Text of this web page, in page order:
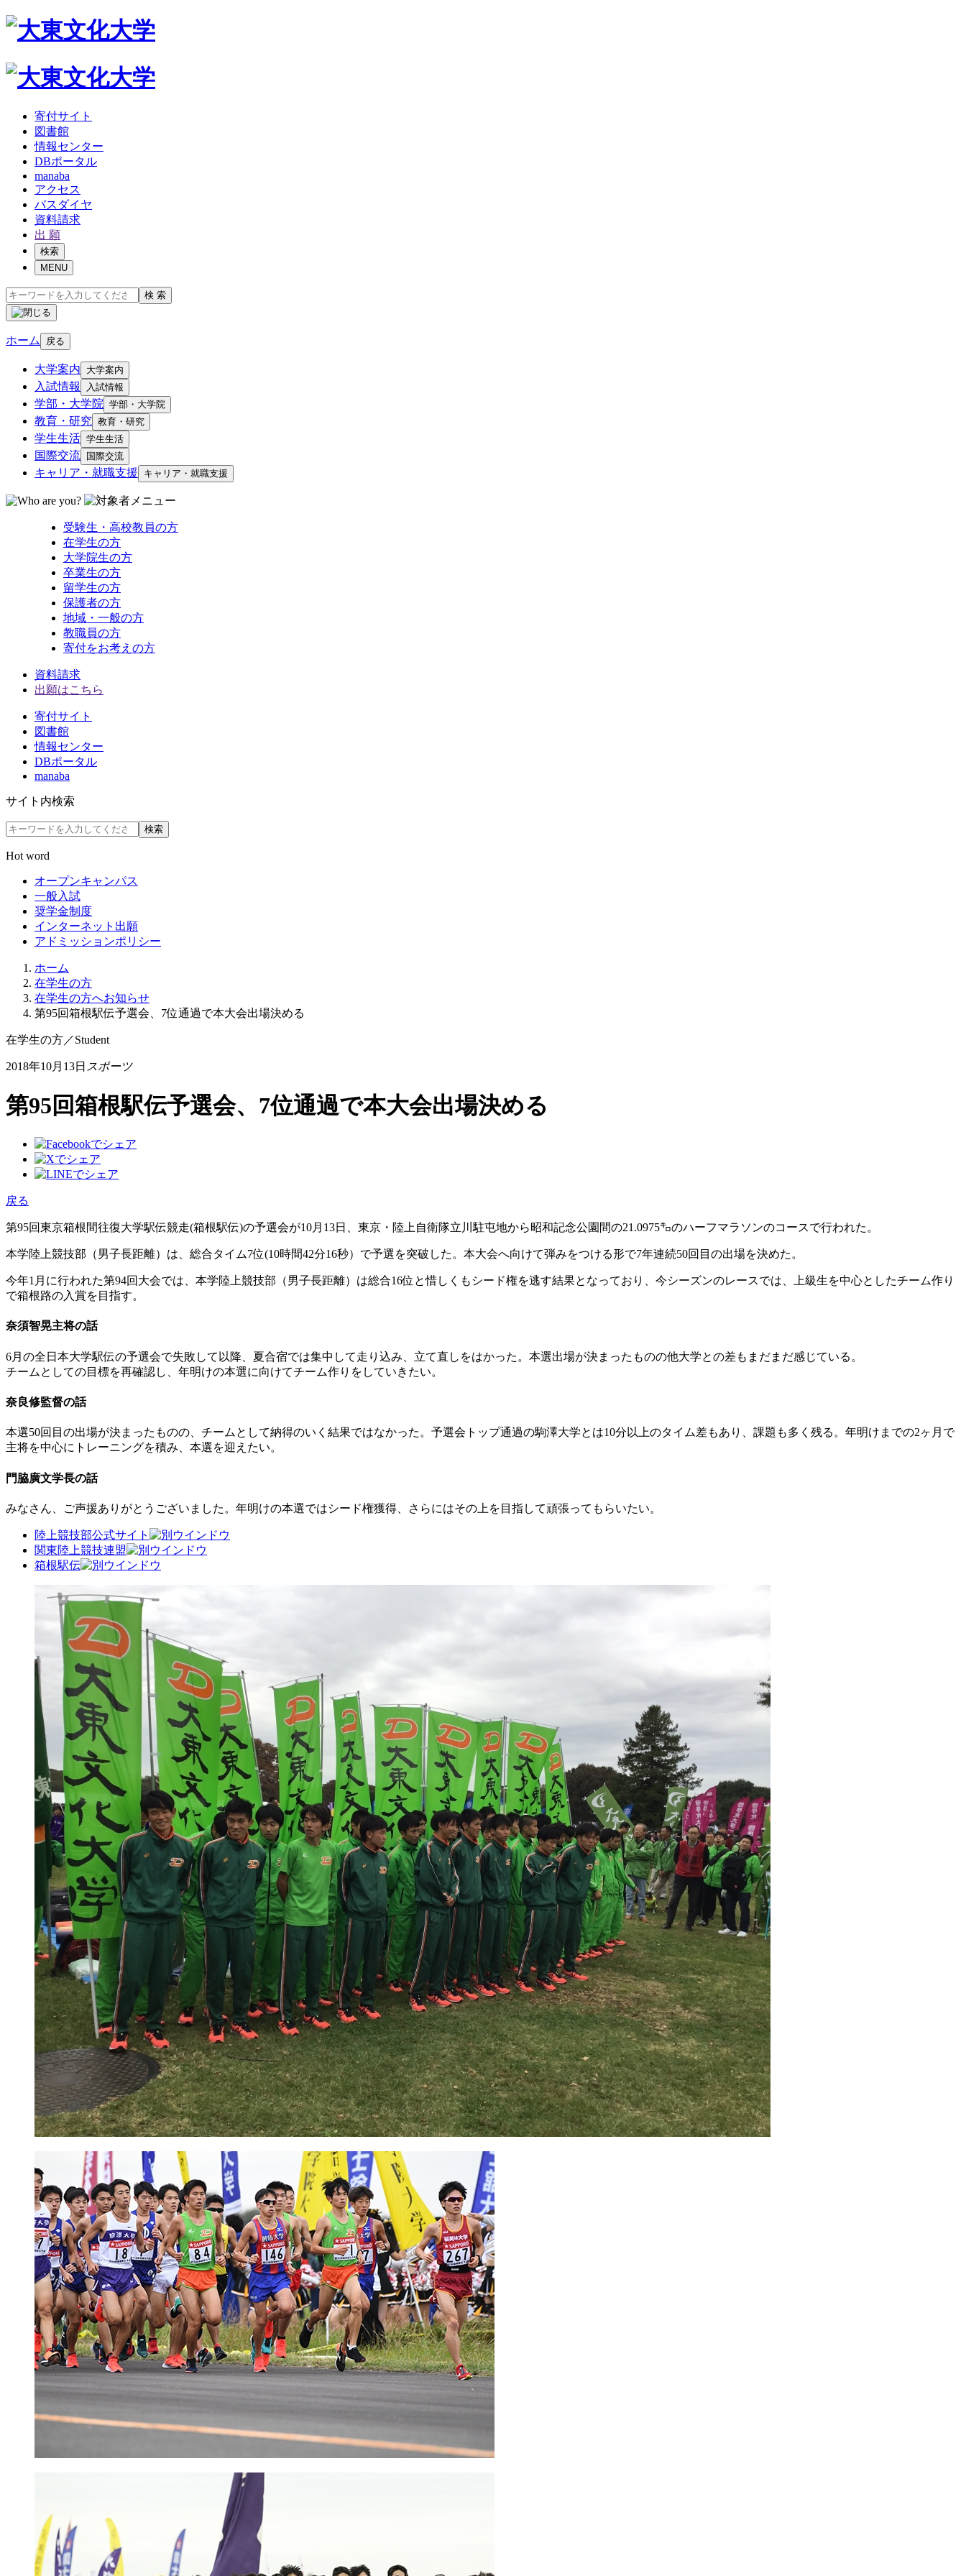
寄付サイト
図書館
情報センター
DBポータル
manaba
アクセス
バスダイヤ
資料請求
出 願
検索
MENU
検 索
ホーム 戻る
大学案内 大学案内
入試情報 入試情報
学部・大学院 学部・大学院
教育・研究 教育・研究
学生生活 学生生活
国際交流 国際交流
キャリア・就職支援 キャリア・就職支援
受験生・高校教員の方
在学生の方
大学院生の方
卒業生の方
留学生の方
保護者の方
地域・一般の方
教職員の方
寄付をお考えの方
資料請求
出願はこちら
寄付サイト
図書館
情報センター
DBポータル
manaba
サイト内検索
検索
Hot word
オープンキャンパス
一般入試
奨学金制度
インターネット出願
アドミッションポリシー
ホーム
在学生の方
在学生の方へお知らせ
第95回箱根駅伝予選会、7位通過で本大会出場決める
在学生の方／Student
2018年10月13日 スポーツ
第95回箱根駅伝予選会、7位通過で本大会出場決める
戻る
第95回東京箱根間往復大学駅伝競走(箱根駅伝)の予選会が10月13日、東京・陸上自衛隊立川駐屯地から昭和記念公園間の21.0975㌔のハーフマラソンのコースで行われた。
本学陸上競技部（男子長距離）は、総合タイム7位(10時間42分16秒）で予選を突破した。本大会へ向けて弾みをつける形で7年連続50回目の出場を決めた。
今年1月に行われた第94回大会では、本学陸上競技部（男子長距離）は総合16位と惜しくもシード権を逃す結果となっており、今シーズンのレースでは、上級生を中心としたチーム作り
で箱根路の入賞を目指す。
奈須智晃主将の話
6月の全日本大学駅伝の予選会で失敗して以降、夏合宿では集中して走り込み、立て直しをはかった。本選出場が決まったものの他大学との差もまだまだ感じている。
チームとしての目標を再確認し、年明けの本選に向けてチーム作りをしていきたい。
奈良修監督の話
本選50回目の出場が決まったものの、チームとして納得のいく結果ではなかった。予選会トップ通過の駒澤大学とは10分以上のタイム差もあり、課題も多く残る。年明けまでの2ヶ月で
主将を中心にトレーニングを積み、本選を迎えたい。
門脇廣文学長の話
みなさん、ご声援ありがとうございました。年明けの本選ではシード権獲得、さらにはその上を目指して頑張ってもらいたい。
陸上競技部公式サイト
関東陸上競技連盟
箱根駅伝